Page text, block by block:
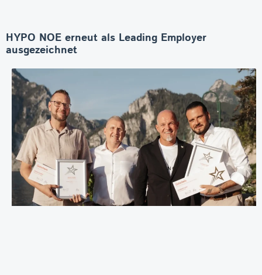
HYPO NOE erneut als Leading Employer
ausgezeichnet